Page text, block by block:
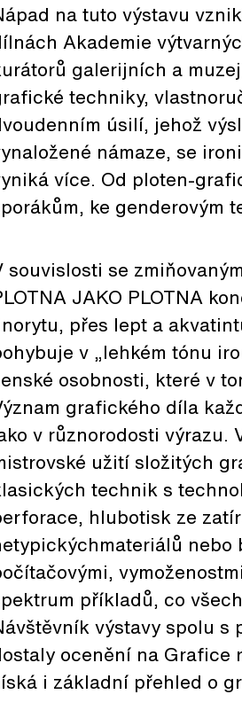
na tuto výstavu
Akademie
galerijních a
techniky,
úsilí, jehož
námaze, se
více. Od ploten-
ke genderovým
souvislosti se
JAKO PLOTNA
přes lept a
v „lehkém tónu
osobnosti, které v
grafického díla
v různorodosti
užití složitých
technik s
hlubotisk ze
příkladů, co
výstavy spolu
ocenění na Grafice
i základní přehled o